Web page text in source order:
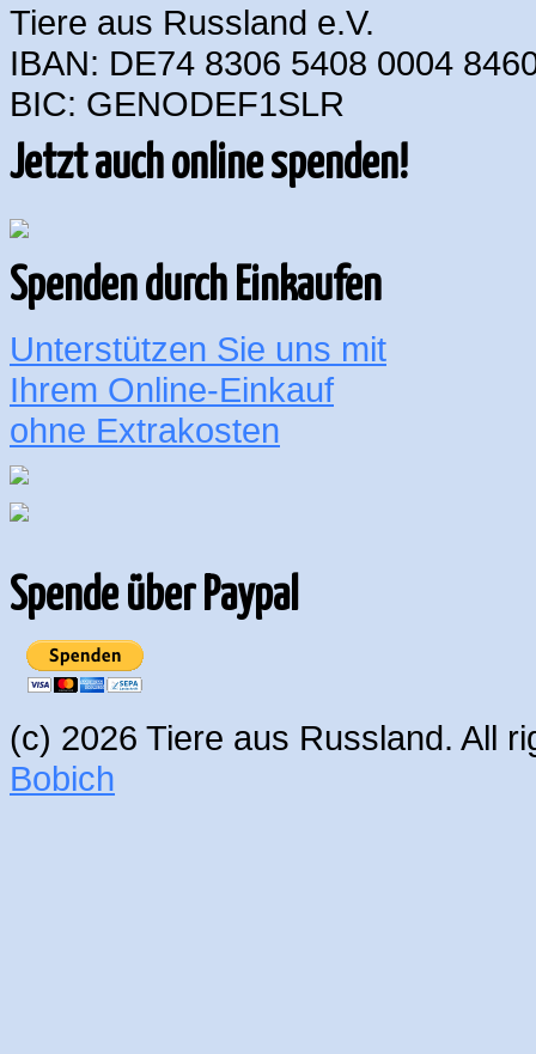
Tiere aus Russland e.V.
IBAN: DE74 8306 5408 0004
BIC: GENODEF1SLR
Jetzt auch online spenden!
Spenden durch Einkaufen
Unterstützen Sie uns mit
Ihrem Online-Einkauf
ohne Extrakosten
Spende über Paypal
(c) 2026 Tiere aus Russland. All
Bobich